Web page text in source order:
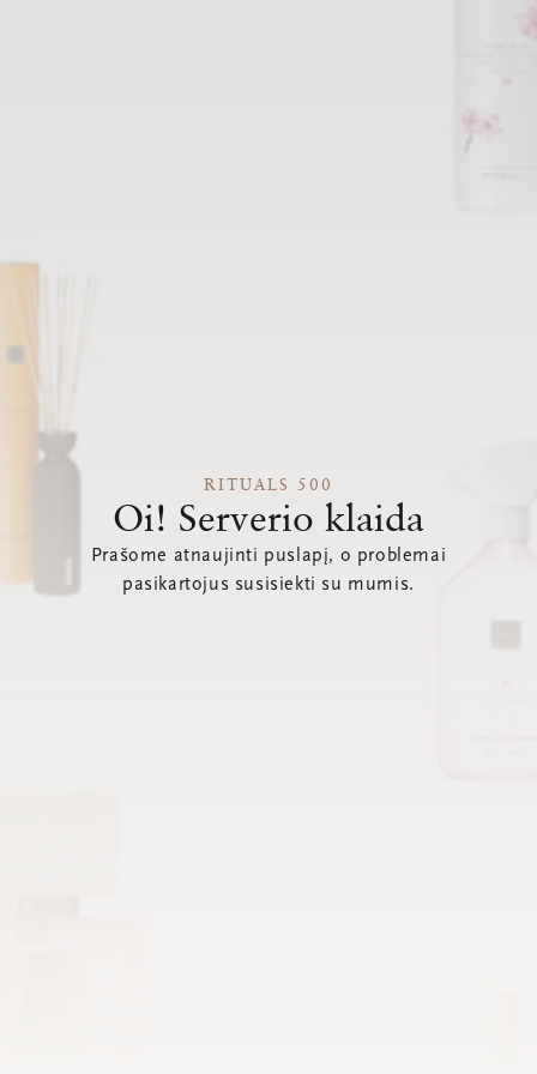
RITUALS 500
Oi! Serverio klaida
Prašome atnaujinti puslapį, o problemai
pasikartojus susisiekti su mumis.